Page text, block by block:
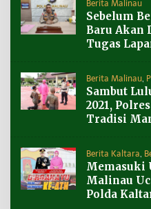
Berita Malinau
Sebelum
Baru Akan
Tugas
Berita Malinau
Sambut
2021,
Tradisi
Berita Kaltara
Memasuki
Malinau
Polda